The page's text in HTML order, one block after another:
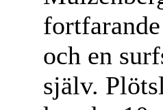
och en
själv.